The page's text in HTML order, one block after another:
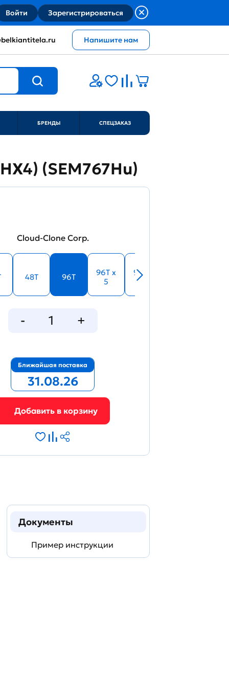
Войти Зарегистрироваться
Напишите нам
БРЕНДЫ СПЕЦЗАКАЗ
(SEM767Hu)
Cloud-Clone Corp.
48T 96T
96T x
5
96T x
10
Ближайшая поставка
31.08.26
Документы
Пример инструкции